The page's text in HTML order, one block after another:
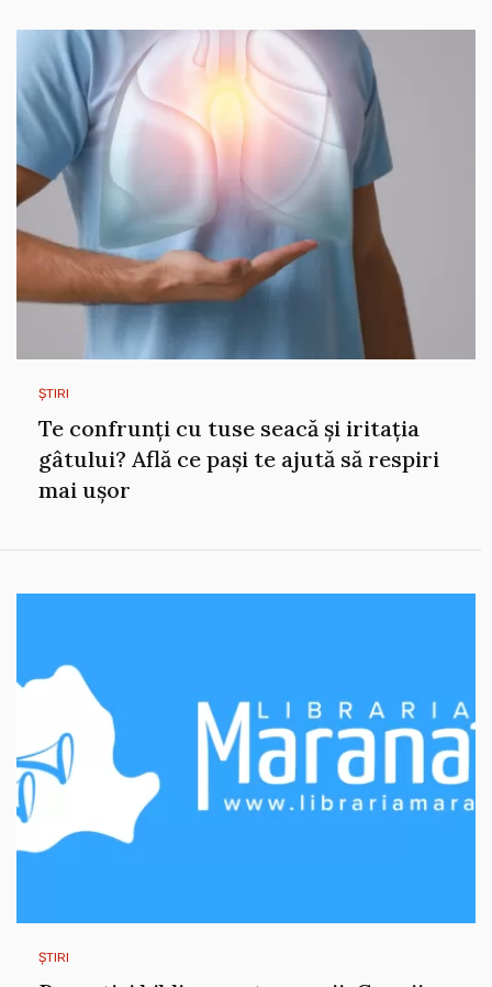
ȘTIRI
Te confrunți cu tuse seacă și iritația
gâtului? Află ce pași te ajută să respiri
mai ușor
ȘTIRI